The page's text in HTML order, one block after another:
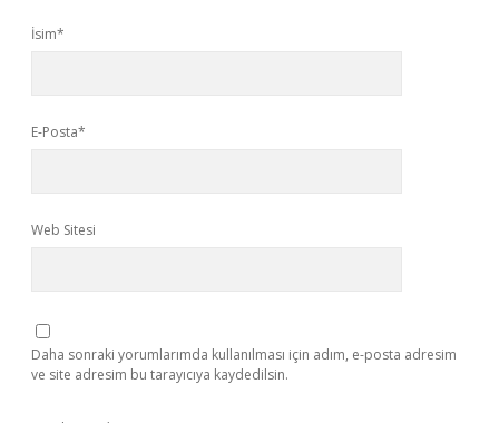
İsim*
E-Posta*
Web Sitesi
Daha sonraki yorumlarımda kullanılması için adım, e-posta adresim
ve site adresim bu tarayıcıya kaydedilsin.